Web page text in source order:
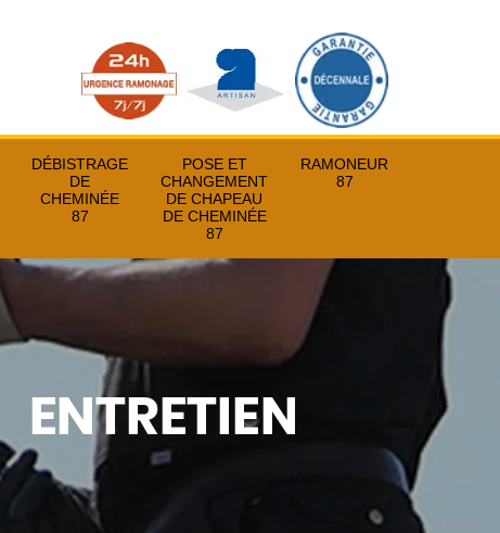
DÉBISTRAGE
DE
CHEMINÉE
87
POSE ET
CHANGEMENT
DE CHAPEAU
DE CHEMINÉE
87
RAMONEUR
87